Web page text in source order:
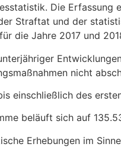
Die
Straftat und der
die Jahre 2017 und
nicht
einschließlich des
beläuft sich auf
Erhebungen im